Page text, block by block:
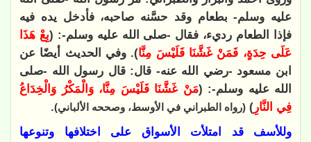
عليه وسلم- بطعام وقد حسَّنه صاحبه، فأدخل يده فيه
فإذا الطعام رديء، فقال -صلى الله عليه وسلم-: (بِعْ هَذَا
عَلَى حِدَةٍ، فَمَنْ غَشَّنَا فَلَيْسَ مِنَّا). وفي الحديث أيضًا عن
ابن مسعود -رضي الله عنه- قال: قال رسول الله -صلى
الله عليه وسلم-: (مَنْ غَشَّنَا فَلَيْسَ مِنَّا، وَالْمَكْرُ وَالْخِدَاعُ
فِي النَّارِ ) (رواه الطبراني في الأوسط، وصححه الألباني).
وللأسف قد امتلأت الأسواق على اختلافها وتنوعها